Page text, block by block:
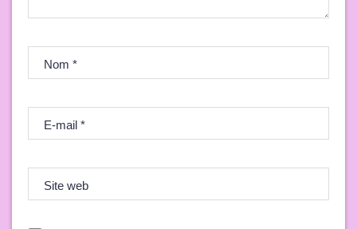
Nom *
E-mail *
Site web